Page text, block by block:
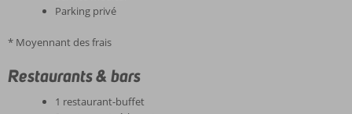
Parking privé
* Moyennant des frais
Restaurants & bars
1 restaurant-buffet